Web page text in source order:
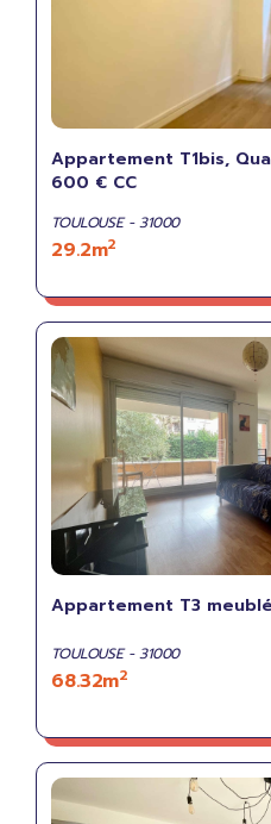
Appartement T1bis,
600 € CC
TOULOUSE - 31000
29.2m2
Appartement T3
TOULOUSE - 31000
68.32m2